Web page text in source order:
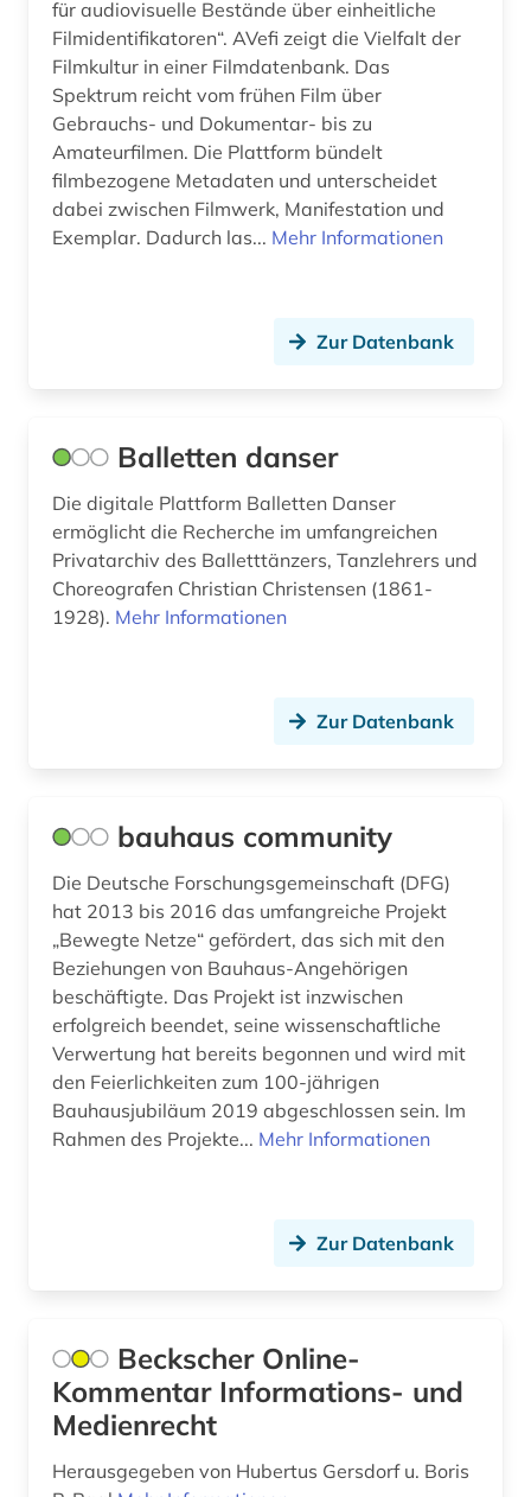
lexikon (1)
librettist (1)
liechtenstein (1)
linksammlung (1)
logo (1)
luxemburg (1)
madrid (1)
magazin (1)
massenkommunikation (1)
maueranschlag (1)
mediaforschung (1)
mediaplanung (1)
mediathek (1)
medien (10)
medienpädagogik (1)
mediensysteme (1)
medienzentrum (1)
für audiovisuelle Bestände über einheitliche
Filmidentifikatoren“. AVefi zeigt die Vielfalt der
Filmkultur in einer Filmdatenbank. Das
Spektrum reicht vom frühen Film über
Gebrauchs- und Dokumentar- bis zu
Amateurfilmen. Die Plattform bündelt
filmbezogene Metadaten und unterscheidet
dabei zwischen Filmwerk, Manifestation und
Exemplar. Dadurch las... Mehr Informationen
Zur Datenbank
Balletten danser
Die digitale Plattform Balletten Danser
ermöglicht die Recherche im umfangreichen
Privatarchiv des Balletttänzers, Tanzlehrers und
Choreografen Christian Christensen (1861-
1928). Mehr Informationen
Zur Datenbank
bauhaus community
Die Deutsche Forschungsgemeinschaft (DFG)
hat 2013 bis 2016 das umfangreiche Projekt
„Bewegte Netze“ gefördert, das sich mit den
Beziehungen von Bauhaus-Angehörigen
beschäftigte. Das Projekt ist inzwischen
erfolgreich beendet, seine wissenschaftliche
Verwertung hat bereits begonnen und wird mit
den Feierlichkeiten zum 100-jährigen
Bauhausjubiläum 2019 abgeschlossen sein. Im
Rahmen des Projekte... Mehr Informationen
Zur Datenbank
Beckscher Online-
Kommentar Informations- und
Medienrecht
Herausgegeben von Hubertus Gersdorf u. Boris